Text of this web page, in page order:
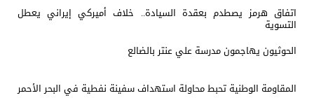
اتفاق هرمز يصطدم بعقدة السيادة.. خلاف أميركي إيراني يعطل
التسوية
الحوثيون يهاجمون مدرسة علي عنتر بالضالع
المقاومة الوطنية تحبط محاولة استهداف سفينة نفطية في البحر الأحمر